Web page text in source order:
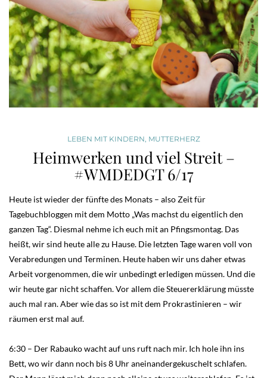
LEBEN MIT KINDERN, MUTTERHERZ
Heimwerken und viel Streit –
#WMDEDGT 6/17
Heute ist wieder der fünfte des Monats – also Zeit für
Tagebuchbloggen mit dem Motto „Was machst du eigentlich den
ganzen Tag“. Diesmal nehme ich euch mit an Pfingsmontag. Das
heißt, wir sind heute alle zu Hause. Die letzten Tage waren voll von
Verabredungen und Terminen. Heute haben wir uns daher etwas
Arbeit vorgenommen, die wir unbedingt erledigen müssen. Und die
wir heute gar nicht schaffen. Vor allem die Steuererklärung müsste
auch mal ran. Aber wie das so ist mit dem Prokrastinieren – wir
räumen erst mal auf.
6:30 – Der Rabauko wacht auf uns ruft nach mir. Ich hole ihn ins
Bett, wo wir dann noch bis 8 Uhr aneinandergekuschelt schlafen.